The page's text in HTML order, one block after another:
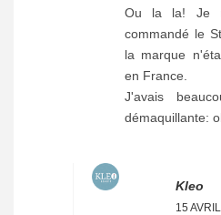
Ou la la! Je
commandé le
la marque
en France.
J'avais
démaquillante:
Kleo
15